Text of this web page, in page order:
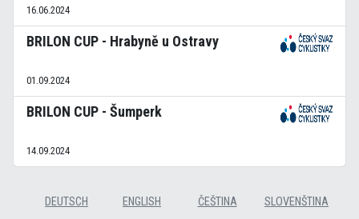
16.06.2024
BRILON CUP - Hrabyně u Ostravy
01.09.2024
BRILON CUP - Šumperk
14.09.2024
DEUTSCH ENGLISH ČEŠTINA SLOVENŠTINA